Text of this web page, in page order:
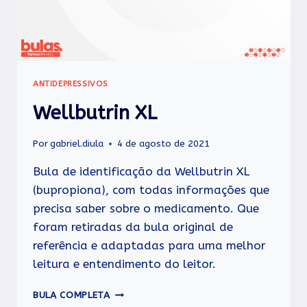
ANTIDEPRESSIVOS
Wellbutrin XL
Porgabriel.diula 4 de agosto de 2021
Bula de identificação da Wellbutrin XL
(bupropiona), com todas informações que
precisa saber sobre o medicamento. Que
foram retiradas da bula original de
referência e adaptadas para uma melhor
leitura e entendimento do leitor.
BULA COMPLETA WELLBUTRIN